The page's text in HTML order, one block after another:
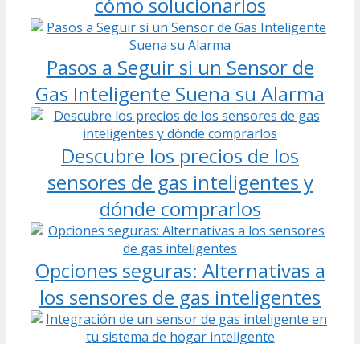
Pasos a Seguir si un Sensor de
Gas Inteligente Suena su Alarma
Descubre los precios de los
sensores de gas inteligentes y
dónde comprarlos
Opciones seguras: Alternativas a
los sensores de gas inteligentes